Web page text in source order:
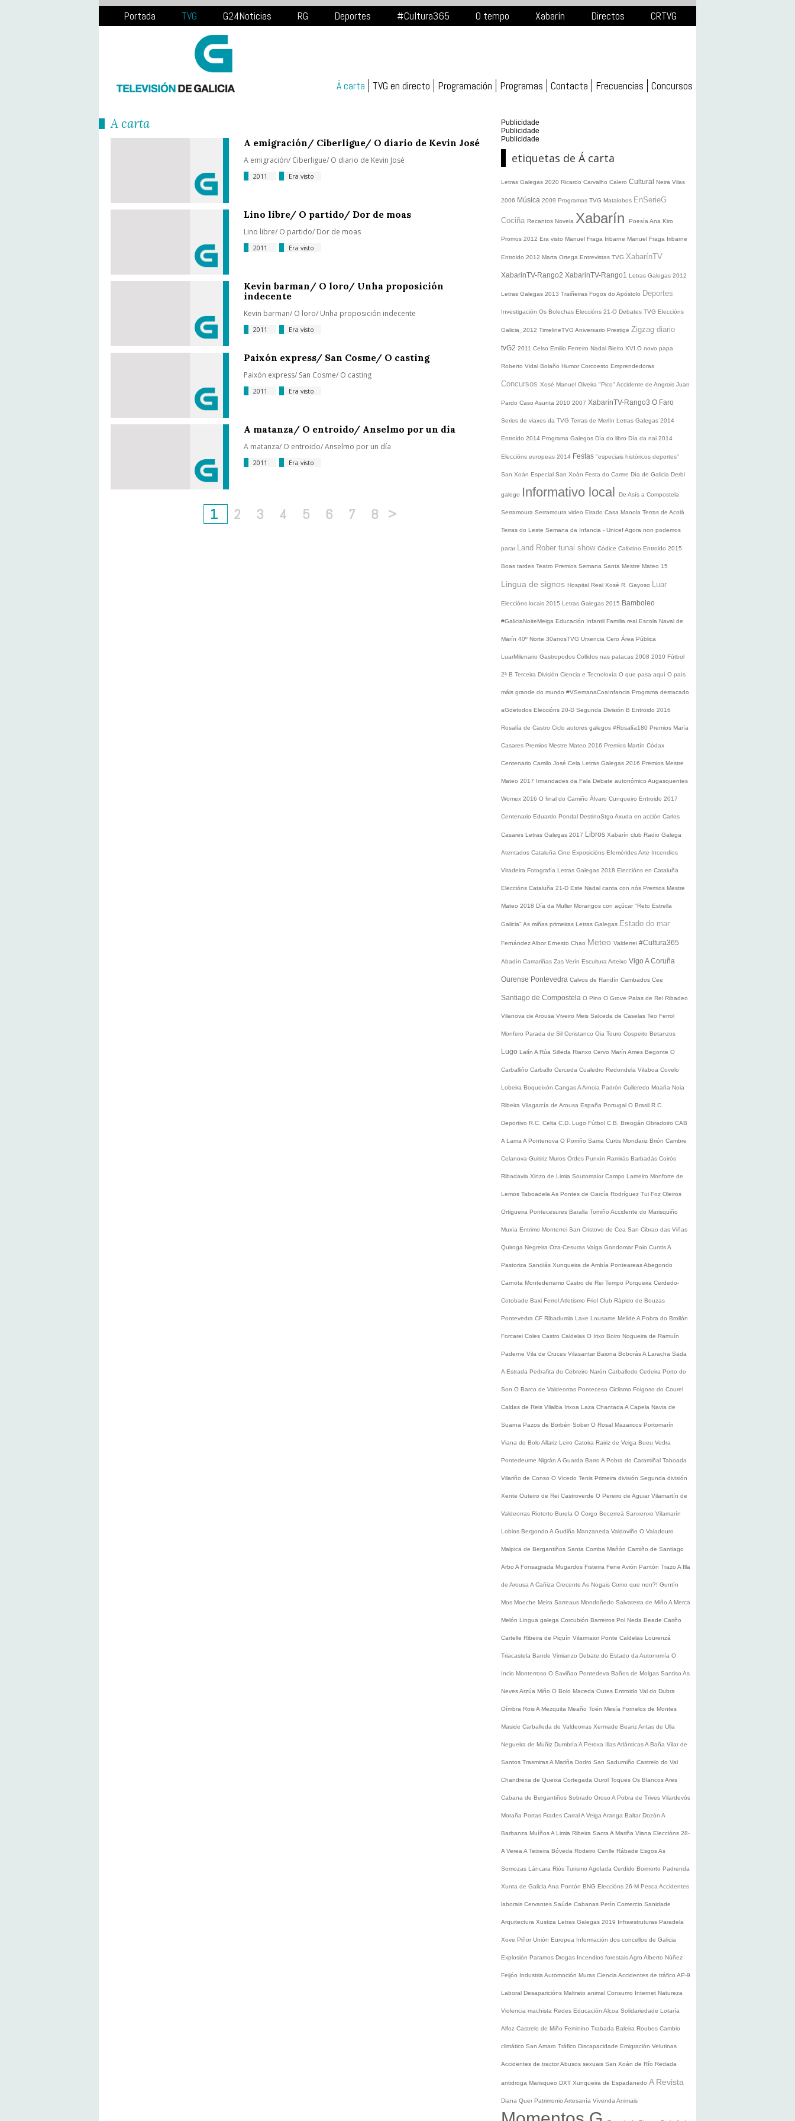
Portada TVG G24Noticias RG Deportes #Cultura365 O tempo Xabarín Directos CRTVG
Á carta TVG en directo Programación Programas Contacta Frecuencias Concursos
Á carta
A emigración/ Ciberligue/ O diario de Kevin José
A emigración/ Ciberligue/ O diario de Kevin José
2011 Era visto
Lino libre/ O partido/ Dor de moas
Lino libre/ O partido/ Dor de moas
2011 Era visto
Kevin barman/ O loro/ Unha proposición
indecente
Kevin barman/ O loro/ Unha proposición indecente
2011 Era visto
Paixón express/ San Cosme/ O casting
Paixón express/ San Cosme/ O casting
2011 Era visto
A matanza/ O entroido/ Anselmo por un día
A matanza/ O entroido/ Anselmo por un día
2011 Era visto
1 2 3 4 5 6 7 8 >
Publicidade
Publicidade
Publicidade
etiquetas de Á carta
Letras Galegas 2020 Ricardo Carvalho Calero Cultural Neira Vilas
2006 Música 2009 Programas TVG Matalobos EnSerieG
Cociña Recantos Novela Xabarín Poesía Ana Kiro
Promos 2012 Era visto Manuel Fraga Iribarne Manuel Fraga Iribarne
Entroido 2012 Marta Ortega Entrevistas TVG XabarínTV
XabarinTV-Rango2 XabarinTV-Rango1 Letras Galegas 2012
Letras Galegas 2013 Traiñeiras Fogos do Apóstolo Deportes
Investigación Os Bolechas Eleccións 21-O Debates TVG Eleccións
Galicia_2012 TimelineTVG Aniversario Prestige Zigzag diario
tvG2 2011 Celso Emilio Ferreiro Nadal Bieito XVI O novo papa
Roberto Vidal Bolaño Humor Corcoesto Emprendedoras
Concursos Xosé Manuel Olveira "Pico" Accidente de Angrois Juan
Pardo Caso Asunta 2010 2007 XabarinTV-Rango3 O Faro
Series de viaxes da TVG Terras de Merlín Letras Galegas 2014
Entroido 2014 Programa Galegos Día do libro Día da nai 2014
Eleccións europeas 2014 Festas "especiais históricos deportes"
San Xoán Especial San Xoán Festa do Carme Día de Galicia Derbi
galego Informativo local De Asís a Compostela
Serramoura Serramoura video Eirado Casa Manola Terras de Acolá
Terras do Leste Semana da Infancia - UnicefAgora non podemos
parar Land Rober tunai show Códice Calixtino Entroido 2015
Boas tardes Teatro Premios Semana Santa Mestre Mateo 15
Lingua de signos Hospital Real Xosé R. Gayoso Luar
Eleccións locais 2015 Letras Galegas 2015 Bamboleo
#GaliciaNoiteMeiga Educación Infantil Familia real Escola Naval de
Marín 40º Norte 30anosTVG Urxencia Cero Área Pública
LuarMilenario Gastropodos Collidos nas patacas 2008 2010 Fútbol
2ª B Terceira División Ciencia e Tecnoloxía O que pasa aquí O país
máis grande do mundo #VSemanaCoaInfancia Programa destacado
aGdetodos Eleccións 20-D Segunda División B Entroido 2016
Rosalía de Castro Ciclo autores galegos #Rosalía180 Premios María
Casares Premios Mestre Mateo 2016 Premios Martín Códax
Centenario Camilo José Cela Letras Galegas 2016 Premios Mestre
Mateo 2017 Irmandades da Fala Debate autonómico Augasquentes
Womex 2016 O final do Camiño Álvaro Cunqueiro Entroido 2017
Centenario Eduardo Pondal DestinoStgo Axuda en acción Carlos
Casares Letras Galegas 2017 Libros Xabarín club Radio Galega
Atentados Cataluña Cine Exposicións EfeméridesArte Incendios
Viradeira Fotografía Letras Galegas 2018 Eleccións en Cataluña
Eleccións Cataluña 21-D Este Nadal canta con nós Premios Mestre
Mateo 2018 Día da Muller Morangos con açúcar "Reto Estrella
Galicia" As miñas primeiras Letras Galegas Estado do mar
Fernández Albor Ernesto Chao Meteo Valderrei #Cultura365
Abadín Camariñas Zas Verín Escultura Arteixo Vigo A Coruña
Ourense Pontevedra Calvos de Randín Cambados Cee
Santiago de Compostela O Pino O Grove Palas de Rei Ribadeo
Vilanova de Arousa Viveiro Meis Salceda de Caselas Teo Ferrol
Monfero Parada de Sil Coristanco Oia Touro Cospeito Betanzos
Lugo Lalín A Rúa Silleda Rianxo Cervo Marín Ames Begonte O
Carballiño Carballo Cerceda Cualedro Redondela Vilaboa Covelo
Lobeira Boqueixón CangasA Arnoia Padrón Culleredo Moaña Noia
Ribeira Vilagarcía de Arousa España Portugal O Brasil R.C.
Deportivo R.C. Celta C.D. Lugo Fútbol C.B. Breogán Obradoiro CAB
A Lama A Pontenova O Porriño Sarria Curtis Mondariz Brión Cambre
Celanova Guitiriz Muros Ordes Punxín Ramirás Barbadás Coirós
Ribadavia Xinzo de Limia Soutomaior Campo Lameiro Monforte de
Lemos Taboadela As Pontes de García Rodríguez Tui Foz Oleiros
Ortigueira Pontecesures Baralla Tomiño Accidente do Marisquiño
Muxía Entrimo Monterrei San Cristovo de Cea San Cibrao das Viñas
Quiroga Negreira Oza-Cesuras Valga Gondomar Poio CuntisA
Pastoriza Sandiás Xunqueira de Ambía PonteareasAbegondo
Carnota Montederramo Castro de Rei Tempo Porqueira Cerdedo-
Cotobade Baxi FerrolAtletismo Friol Club Rápido de Bouzas
Pontevedra CF Ribadumia Laxe Lousame Melide A Pobra do Brollón
Forcarei Coles Castro Caldelas O Irixo Boiro Nogueira de Ramuín
Paderne Vila de Cruces Vilasantar Baiona BoborásA Laracha Sada
A Estrada Pedrafita do Cebreiro Narón Carballedo Cedeira Porto do
Son O Barco de Valdeorras Ponteceso Ciclismo Folgoso do Courel
Caldas de Reis Vilalba Irixoa Laza Chantada A Capela Navia de
Suarna Pazos de Borbén Sober O Rosal Mazaricos Portomarín
Viana do Bolo Allariz Leiro Catoira Rairiz de Veiga Bueu Vedra
Pontedeume Nigrán A Guarda Barro A Pobra do Caramiñal Taboada
Vilariño de Conso O Vicedo Tenis Primeira división Segunda división
Xente Outeiro de Rei Castroverde O Pereiro de Aguiar Vilamartín de
Valdeorras Riotorto Burela O Corgo Becerreá Sanxenxo Vilamarín
Lobios Bergondo A Gudiña Manzaneda Valdoviño O Valadouro
Malpica de Bergantiños Santa Comba Mañón Camiño de Santiago
Arbo A Fonsagrada Mugardos Fisterra Fene Avión Pantón Trazo A Illa
de Arousa A Cañiza Crecente As Nogais Como que non?! Guntín
Mos Moeche Meira Sarreaus Mondoñedo Salvaterra de Miño A Merca
Melón Lingua galega Corcubión Barreiros Pol Neda Beade Cariño
Cartelle Ribeira de Piquín Vilarmaior Ponte Caldelas Lourenzá
Triacastela Bande Vimianzo Debate do Estado da Autonomía O
Incio Monterroso O Saviñao Pontedeva Baños de Molgas Santiso As
NevesArzúa Miño O Bolo Maceda Outes Entroido Val do Dubra
Oímbra RoisA Mezquita Meaño Toén Mesía Fornelos de Montes
Maside Carballeda de Valdeorras Xermade BearizAntas de Ulla
Negueira de Muñiz Dumbría A Peroxa Illas AtlánticasA Baña Vilar de
Santos TrasmirasA Mariña Dodro San Sadurniño Castrelo do Val
Chandrexa de Queixa Cortegada Ourol Toques Os BlancosAres
Cabana de Bergantiños Sobrado Oroso A Pobra de Trives Vilardevós
Moraña Portas Frades CarralA Veiga Aranga Baltar Dozón A
Barbanza MuíñosA Limia Ribeira Sacra A Mariña Viana Eleccións 28-
A Verea A Teixeira Bóveda Rodeiro Cenlle Rábade EsgosAs
Somozas Láncara Riós Turismo Agolada Cerdido Boimorto Padrenda
Xunta de Galicia Ana Pontón BNG Eleccións 26-M Pesca Accidentes
laborais Cervantes Saúde Cabanas Petín Comercio Sanidade
Arquitectura Xustiza Letras Galegas 2019 Infraestruturas Paradela
Xove Piñor Unión Europea Información dos concellos de Galicia
Explosión Paramos Drogas Incendios forestaisAgro Alberto Núñez
Feijóo Industria Automoción Muras Ciencia Accidentes de tráfico AP-9
Laboral Desaparicións Maltrato animal Consumo Internet Natureza
Violencia machista Redes Educación Alcoa Solidariedade Lotaría
Alfoz Castrelo de Miño Feminino Trabada Baleira Roubos Cambio
climático San Amaro Tráfico Discapacidade Emigración Velutinas
Accidentes de tractorAbusos sexuais San Xoán de Río Redada
antidroga Marisqueo DXT Xunqueira de Espadanedo A Revista
Diana Quer Patrimonio Artesanía Vivenda Animais